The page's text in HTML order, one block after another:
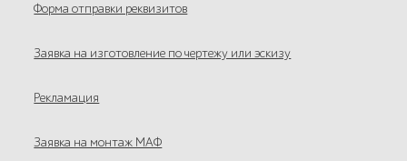
Форма отправки реквизитов
Заявка на изготовление по чертежу или эскизу
Рекламация
Заявка на монтаж МАФ